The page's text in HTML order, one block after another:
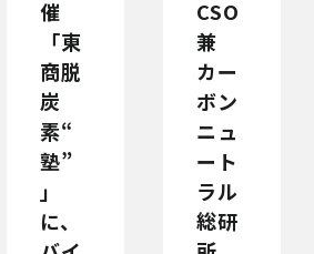
催
「東
商脱
炭
素“
塾”
」
に、
CSO
兼
カー
ボン
ニュ
ート
ラル
総研